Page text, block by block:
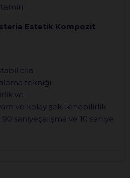
Estetik Kompozit
cila
tekniği
ve
ve kolay şekillenebilirlik
90 saniyeçalışma ve 10 saniye